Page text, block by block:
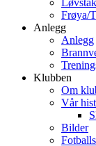
Frøya/
Anlegg
Anlegg
Klubben
Om
Vår
Bilder